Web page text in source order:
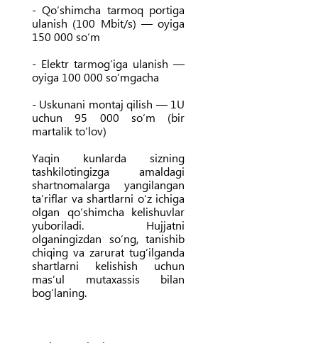
- Qo‘shimcha tarmoq portiga
ulanish (100 Mbit/s) — oyiga
150 000 so‘m
- Elektr tarmog‘iga ulanish —
oyiga 100 000 so‘mgacha
- Uskunani montaj qilish — 1U
uchun 95 000 so‘m (bir
martalik to‘lov)
Yaqin kunlarda sizning
tashkilotingizga amaldagi
shartnomalarga yangilangan
ta’riflar va shartlarni o‘z ichiga
olgan qo‘shimcha kelishuvlar
yuboriladi. Hujjatni
olganingizdan so‘ng, tanishib
chiqing va zarurat tug‘ilganda
shartlarni kelishish uchun
mas’ul mutaxassis bilan
bog‘laning.